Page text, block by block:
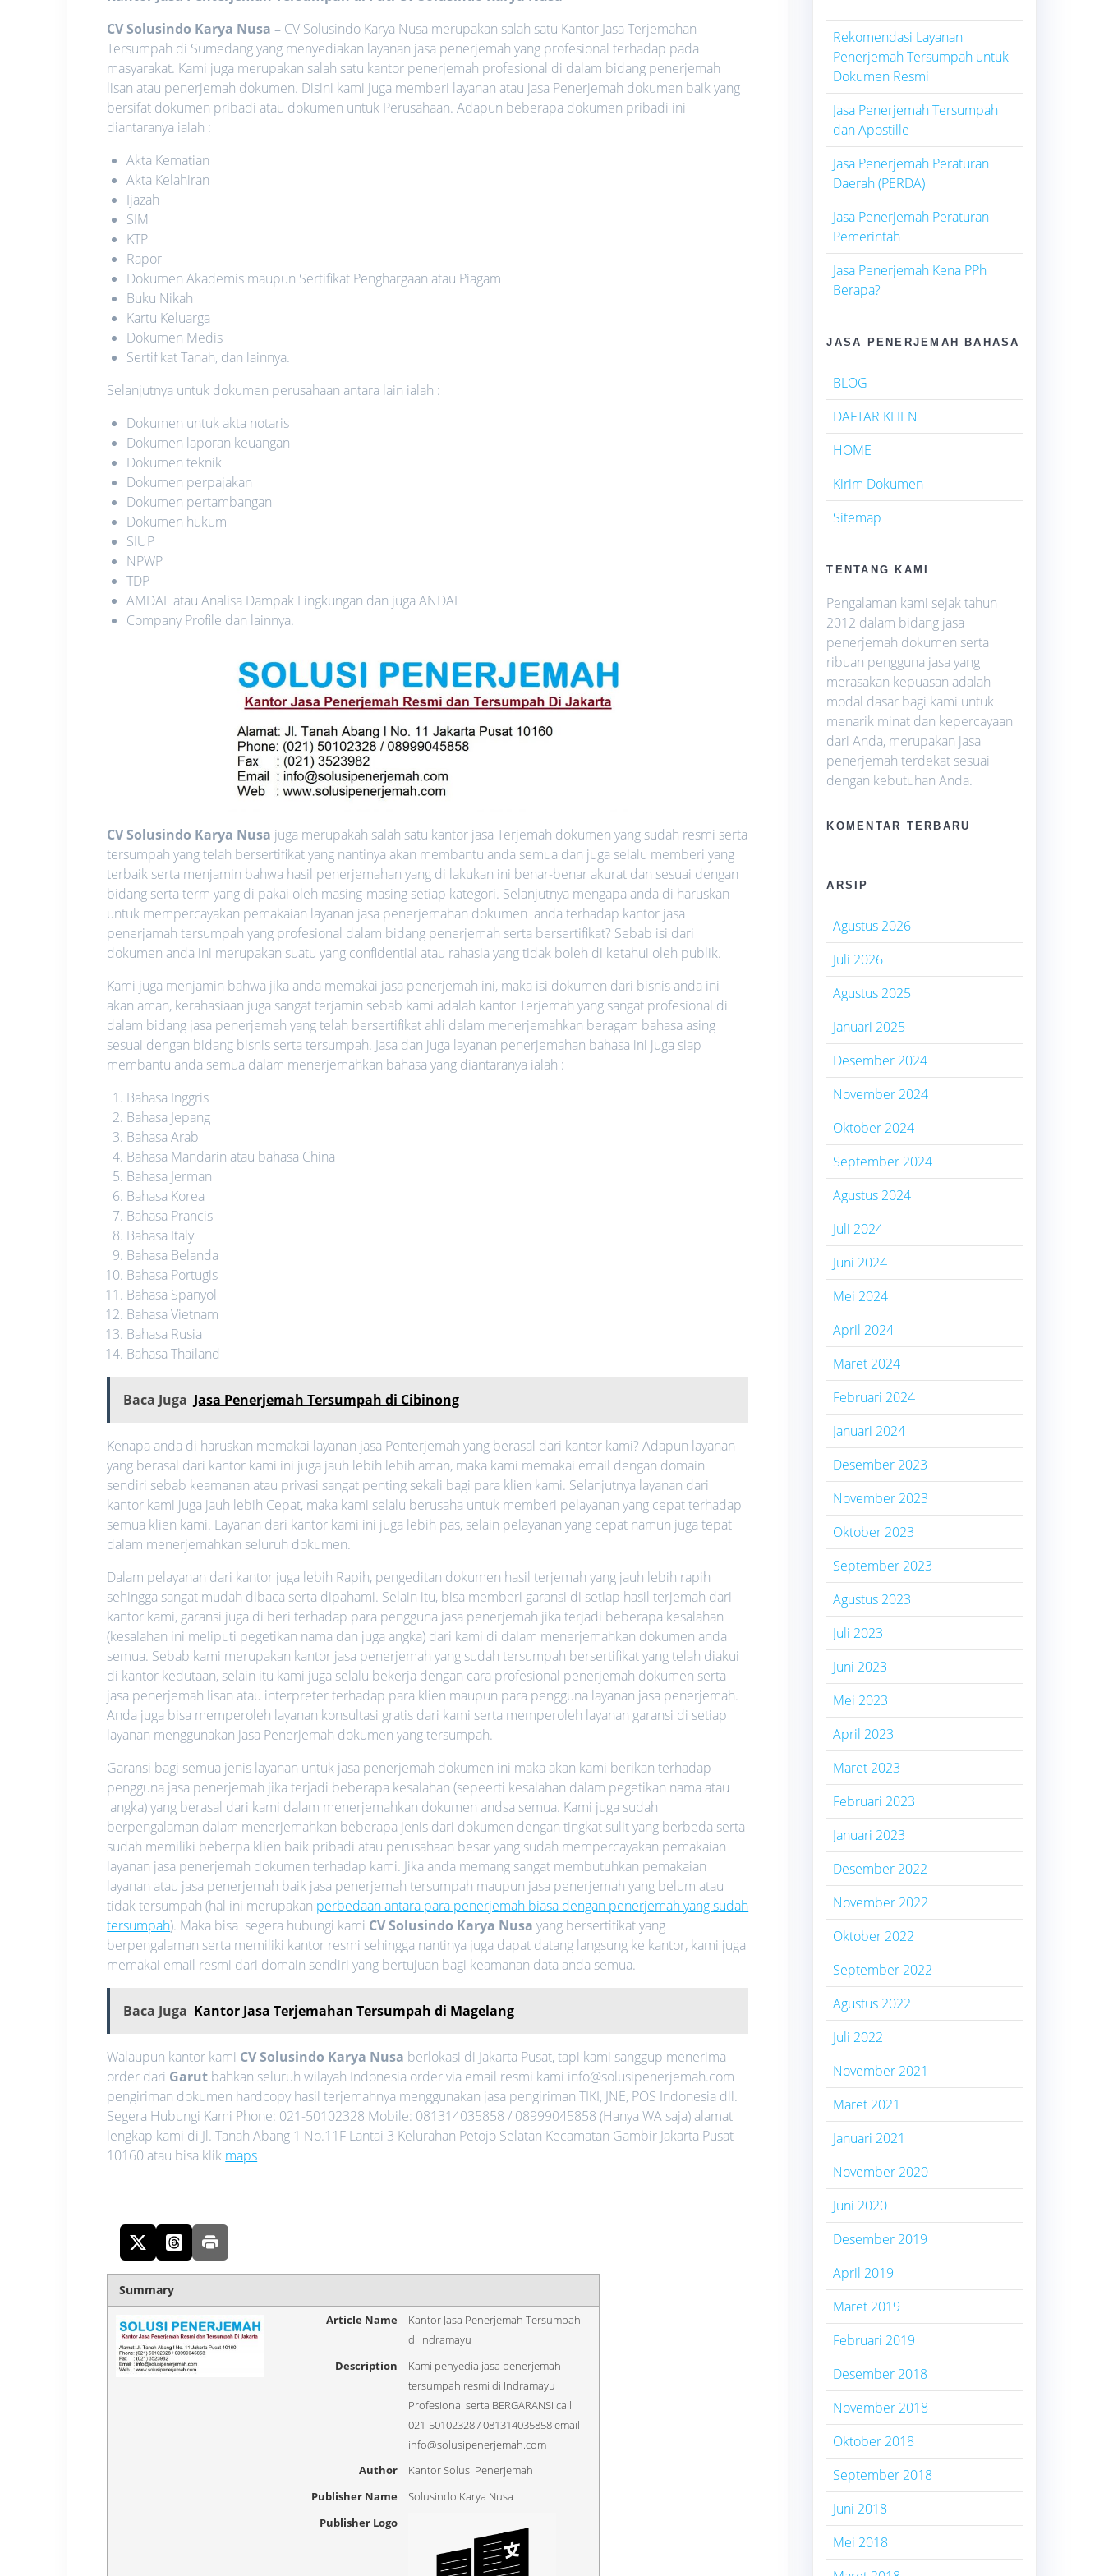
CV Solusindo Karya Nusa – CV Solusindo Karya Nusa merupakan salah satu Kantor Jasa Terjemahan
Tersumpah di Sumedang yang menyediakan layanan jasa penerjemah yang profesional terhadap pada
masyarakat. Kami juga merupakan salah satu kantor penerjemah profesional di dalam bidang penerjemah
lisan atau penerjemah dokumen. Disini kami juga memberi layanan atau jasa Penerjemah dokumen baik yang
bersifat dokumen pribadi atau dokumen untuk Perusahaan. Adapun beberapa dokumen pribadi ini
diantaranya ialah :
Akta Kematian
Akta Kelahiran
Ijazah
SIM
KTP
Rapor
Dokumen Akademis maupun Sertifikat Penghargaan atau Piagam
Buku Nikah
Kartu Keluarga
Dokumen Medis
Sertifikat Tanah, dan lainnya.
Selanjutnya untuk dokumen perusahaan antara lain ialah :
Dokumen untuk akta notaris
Dokumen laporan keuangan
Dokumen teknik
Dokumen perpajakan
Dokumen pertambangan
Dokumen hukum
SIUP
NPWP
TDP
AMDAL atau Analisa Dampak Lingkungan dan juga ANDAL
Company Profile dan lainnya.
CV Solusindo Karya Nusa juga merupakah salah satu kantor jasa Terjemah dokumen yang sudah resmi serta
tersumpah yang telah bersertifikat yang nantinya akan membantu anda semua dan juga selalu memberi yang
terbaik serta menjamin bahwa hasil penerjemahan yang di lakukan ini benar-benar akurat dan sesuai dengan
bidang serta term yang di pakai oleh masing-masing setiap kategori. Selanjutnya mengapa anda di haruskan
untuk mempercayakan pemakaian layanan jasa penerjemahan dokumen anda terhadap kantor jasa
penerjamah tersumpah yang profesional dalam bidang penerjemah serta bersertifikat? Sebab isi dari
dokumen anda ini merupakan suatu yang confidential atau rahasia yang tidak boleh di ketahui oleh publik.
Kami juga menjamin bahwa jika anda memakai jasa penerjemah ini, maka isi dokumen dari bisnis anda ini
akan aman, kerahasiaan juga sangat terjamin sebab kami adalah kantor Terjemah yang sangat profesional di
dalam bidang jasa penerjemah yang telah bersertifikat ahli dalam menerjemahkan beragam bahasa asing
sesuai dengan bidang bisnis serta tersumpah. Jasa dan juga layanan penerjemahan bahasa ini juga siap
membantu anda semua dalam menerjemahkan bahasa yang diantaranya ialah :
Bahasa Inggris
Bahasa Jepang
Bahasa Arab
Bahasa Mandarin atau bahasa China
Bahasa Jerman
Bahasa Korea
Bahasa Prancis
Bahasa Italy
Bahasa Belanda
Bahasa Portugis
Bahasa Spanyol
Bahasa Vietnam
Bahasa Rusia
Bahasa Thailand
Baca Juga Jasa Penerjemah Tersumpah di Cibinong
Kenapa anda di haruskan memakai layanan jasa Penterjemah yang berasal dari kantor kami? Adapun layanan
yang berasal dari kantor kami ini juga jauh lebih lebih aman, maka kami memakai email dengan domain
sendiri sebab keamanan atau privasi sangat penting sekali bagi para klien kami. Selanjutnya layanan dari
kantor kami juga jauh lebih Cepat, maka kami selalu berusaha untuk memberi pelayanan yang cepat terhadap
semua klien kami. Layanan dari kantor kami ini juga lebih pas, selain pelayanan yang cepat namun juga tepat
dalam menerjemahkan seluruh dokumen.
Dalam pelayanan dari kantor juga lebih Rapih, pengeditan dokumen hasil terjemah yang jauh lebih rapih
sehingga sangat mudah dibaca serta dipahami. Selain itu, bisa memberi garansi di setiap hasil terjemah dari
kantor kami, garansi juga di beri terhadap para pengguna jasa penerjemah jika terjadi beberapa kesalahan
(kesalahan ini meliputi pegetikan nama dan juga angka) dari kami di dalam menerjemahkan dokumen anda
semua. Sebab kami merupakan kantor jasa penerjemah yang sudah tersumpah bersertifikat yang telah diakui
di kantor kedutaan, selain itu kami juga selalu bekerja dengan cara profesional penerjemah dokumen serta
jasa penerjemah lisan atau interpreter terhadap para klien maupun para pengguna layanan jasa penerjemah.
Anda juga bisa memperoleh layanan konsultasi gratis dari kami serta memperoleh layanan garansi di setiap
layanan menggunakan jasa Penerjemah dokumen yang tersumpah.
Garansi bagi semua jenis layanan untuk jasa penerjemah dokumen ini maka akan kami berikan terhadap
pengguna jasa penerjemah jika terjadi beberapa kesalahan (sepeerti kesalahan dalam pegetikan nama atau
angka) yang berasal dari kami dalam menerjemahkan dokumen andsa semua. Kami juga sudah
berpengalaman dalam menerjemahkan beberapa jenis dari dokumen dengan tingkat sulit yang berbeda serta
sudah memiliki beberpa klien baik pribadi atau perusahaan besar yang sudah mempercayakan pemakaian
layanan jasa penerjemah dokumen terhadap kami. Jika anda memang sangat membutuhkan pemakaian
layanan atau jasa penerjemah baik jasa penerjemah tersumpah maupun jasa penerjemah yang belum atau
tidak tersumpah (hal ini merupakan perbedaan antara para penerjemah biasa dengan penerjemah yang sudah
tersumpah). Maka bisa segera hubungi kami CV Solusindo Karya Nusa yang bersertifikat yang
berpengalaman serta memiliki kantor resmi sehingga nantinya juga dapat datang langsung ke kantor, kami juga
memakai email resmi dari domain sendiri yang bertujuan bagi keamanan data anda semua.
Baca Juga Kantor Jasa Terjemahan Tersumpah di Magelang
Walaupun kantor kami CV Solusindo Karya Nusa berlokasi di Jakarta Pusat, tapi kami sanggup menerima
order dari Garut bahkan seluruh wilayah Indonesia order via email resmi kami info@solusipenerjemah.com
pengiriman dokumen hardcopy hasil terjemahnya menggunakan jasa pengiriman TIKI, JNE, POS Indonesia dll.
Segera Hubungi Kami Phone: 021-50102328 Mobile: 081314035858 / 08999045858 (Hanya WA saja) alamat
lengkap kami di Jl. Tanah Abang 1 No.11F Lantai 3 Kelurahan Petojo Selatan Kecamatan Gambir Jakarta Pusat
10160 atau bisa klik maps
Summary
Article Name
Kantor Jasa Penerjemah Tersumpah
di Indramayu
Description
Kami penyedia jasa penerjemah
tersumpah resmi di Indramayu
Profesional serta BERGARANSI call
021-50102328 / 081314035858 email
info@solusipenerjemah.com
Author
Kantor Solusi Penerjemah
Publisher Name
Solusindo Karya Nusa
Publisher Logo
Rekomendasi Layanan
Penerjemah Tersumpah untuk
Dokumen Resmi
Jasa Penerjemah Tersumpah
dan Apostille
Jasa Penerjemah Peraturan
Daerah (PERDA)
Jasa Penerjemah Peraturan
Pemerintah
Jasa Penerjemah Kena PPh
Berapa?
JASA PENERJEMAH BAHASA
BLOG
DAFTAR KLIEN
HOME
Kirim Dokumen
Sitemap
TENTANG KAMI
Pengalaman kami sejak tahun
2012 dalam bidang jasa
penerjemah dokumen serta
ribuan pengguna jasa yang
merasakan kepuasan adalah
modal dasar bagi kami untuk
menarik minat dan kepercayaan
dari Anda, merupakan jasa
penerjemah terdekat sesuai
dengan kebutuhan Anda.
KOMENTAR TERBARU
ARSIP
Agustus 2026
Juli 2026
Agustus 2025
Januari 2025
Desember 2024
November 2024
Oktober 2024
September 2024
Agustus 2024
Juli 2024
Juni 2024
Mei 2024
April 2024
Maret 2024
Februari 2024
Januari 2024
Desember 2023
November 2023
Oktober 2023
September 2023
Agustus 2023
Juli 2023
Juni 2023
Mei 2023
April 2023
Maret 2023
Februari 2023
Januari 2023
Desember 2022
November 2022
Oktober 2022
September 2022
Agustus 2022
Juli 2022
November 2021
Maret 2021
Januari 2021
November 2020
Juni 2020
Desember 2019
April 2019
Maret 2019
Februari 2019
Desember 2018
November 2018
Oktober 2018
September 2018
Juni 2018
Mei 2018